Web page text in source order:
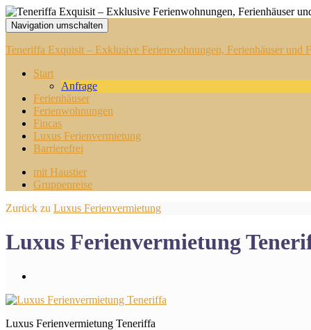
Navigation umschalten
Teneriffa Exquisit – Exklusive Ferienwohnungen, Ferienhäuser und
Start
Anfrage
Ferienhäuser
Ferienwohnungen
Fincas
Luxus Ferienvermietung
Barrierefrei
mit Haustier
Gruppenreise
Zurück zu Luxus Ferienvermietung
Luxus Ferienvermietung
Luxus Ferienvermietung Teneriffa